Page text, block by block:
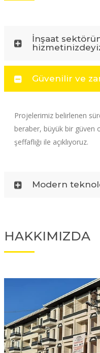
İnşaat
Güvenilir ve
Projelerimiz belirlenen
beraber, büyük bir güven
şeffaflığı ile açıklıyoruz.
Modern
HAKKIMIZDA